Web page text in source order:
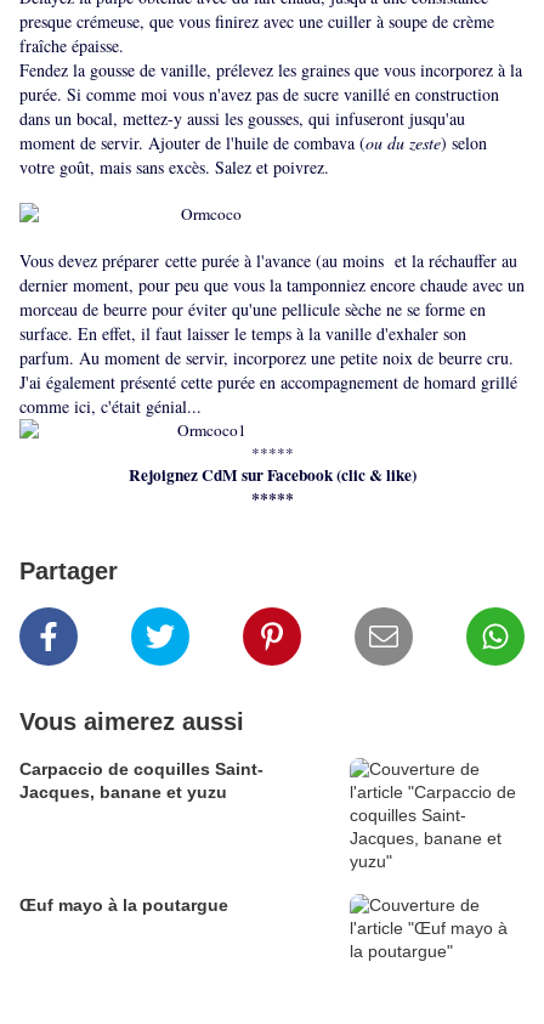
presque crémeuse, que vous finirez avec une cuiller à soupe de crème
fraîche épaisse.
Fendez la gousse de vanille, prélevez les graines que vous incorporez à la
purée. Si comme moi vous n'avez pas de sucre vanillé en construction
dans un bocal, mettez-y aussi les gousses, qui infuseront jusqu'au
moment de servir. Ajouter de l'huile de combava (ou du zeste) selon
votre goût, mais sans excès. Salez et poivrez.
Vous devez préparer cette purée à l'avance (au moins et la réchauffer au
dernier moment, pour peu que vous la tamponniez encore chaude avec un
morceau de beurre pour éviter qu'une pellicule sèche ne se forme en
surface. En effet, il faut laisser le temps à la vanille d'exhaler son
parfum. Au moment de servir, incorporez une petite noix de beurre cru.
J'ai également présenté cette purée en accompagnement de homard grillé
comme ici, c'était génial...
*****
Rejoignez CdM sur Facebook (clic & like)
*****
Partager
Vous aimerez aussi
Carpaccio de coquilles Saint-
Jacques, banane et yuzu
Œuf mayo à la poutargue